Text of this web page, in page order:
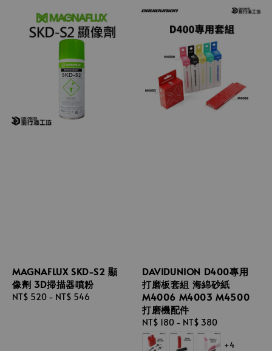
MAGNAFLUX SKD-S2 顯
像劑 3D掃描器噴粉
Regular
NT$ 520 - NT$ 546
DAVIDUNION D400專用
打磨板套組 海綿砂紙
M4006 M4003 M4500
打磨機配件
Regular
price
NT$ 180 - NT$ 380
+4